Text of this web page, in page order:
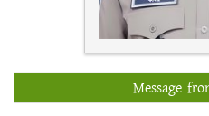
Message